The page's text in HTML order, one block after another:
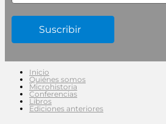
Inicio
Quiénes somos
Microhistoria
Conferencias
Libros
Ediciones anteriores